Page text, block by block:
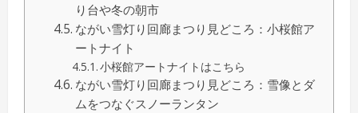
り台や冬の朝市
ながい雪灯り回廊まつり見どころ：小桜館ア
ートナイト
小桜館アートナイトはこちら
ながい雪灯り回廊まつり見どころ：雪像とダ
ムをつなぐスノーランタン